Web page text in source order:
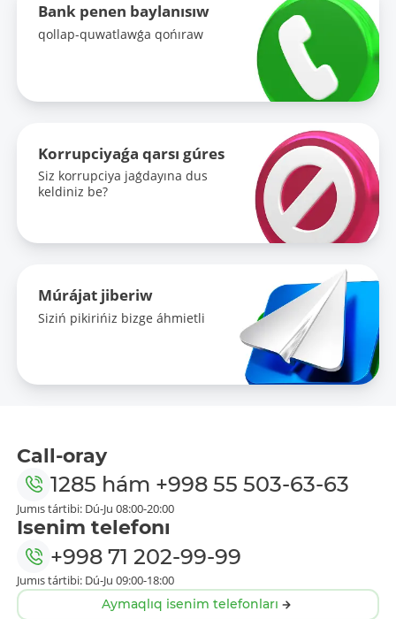
Bank penen baylanısıw
qollap-quwatlawǵa qońıraw
Korrupciyaǵa qarsı gúres
Siz korrupciya jaǵdayına dus
keldiniz be?
Múrájat jiberiw
Siziń pikirińiz bizge áhmietli
Call-oray
1285 hám +998 55 503-63-63
Jumıs tártibi: Dú-Ju 08:00-20:00
Isenim telefonı
+998 71 202-99-99
Jumıs tártibi: Dú-Ju 09:00-18:00
Aymaqlıq isenim telefonları